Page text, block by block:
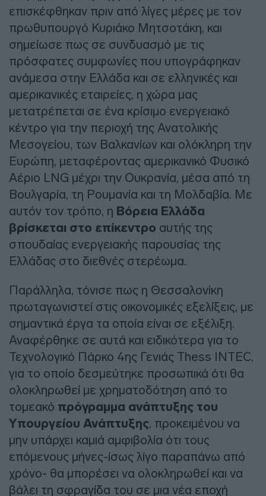
επισκέφθηκαν πριν από λίγες μέρες με τον
πρωθυπουργό Κυριάκο Μητσοτάκη, και
σημείωσε πως σε συνδυασμό με τις
πρόσφατες συμφωνίες που υπογράφηκαν
ανάμεσα στην Ελλάδα και σε ελληνικές και
αμερικανικές εταιρείες, η χώρα μας
μετατρέπεται σε ένα κρίσιμο ενεργειακό
κέντρο για την περιοχή της Ανατολικής
Μεσογείου, των Βαλκανίων και ολόκληρη την
Ευρώπη, μεταφέροντας αμερικανικό Φυσικό
Αέριο LΝG μέχρι την Ουκρανία, μέσα από τη
Βουλγαρία, τη Ρουμανία και τη Μολδαβία. Με
αυτόν τον τρόπο, η Βόρεια Ελλάδα
βρίσκεται στο επίκεντρο αυτής της
σπουδαίας ενεργειακής παρουσίας της
Ελλάδας στο διεθνές στερέωμα.
Παράλληλα, τόνισε πως η Θεσσαλονίκη
πρωταγωνιστεί στις οικονομικές εξελίξεις, με
σημαντικά έργα τα οποία είναι σε εξέλιξη.
Αναφέρθηκε σε αυτά και ειδικότερα για το
Τεχνολογικό Πάρκο 4ης Γενιάς Thess INTEC,
για το οποίο δεσμεύτηκε προσωπικά ότι θα
ολοκληρωθεί με χρηματοδότηση από το
τομεακό πρόγραμμα ανάπτυξης του
Υπουργείου Ανάπτυξης, προκειμένου να
μην υπάρχει καμιά αμφιβολία ότι τους
επόμενους μήνες-ίσως λίγο παραπάνω από
χρόνο- θα μπορέσει να ολοκληρωθεί και να
βάλει τη σφραγίδα του σε μια νέα εποχή